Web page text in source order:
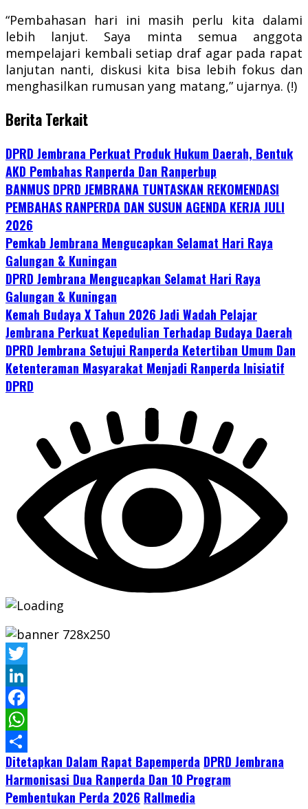
“Pembahasan hari ini masih perlu kita dalami
lebih lanjut. Saya minta semua anggota
mempelajari kembali setiap draf agar pada rapat
lanjutan nanti, diskusi kita bisa lebih fokus dan
menghasilkan rumusan yang matang,” ujarnya. (!)
Berita Terkait
DPRD Jembrana Perkuat Produk Hukum Daerah, Bentuk
AKD Pembahas Ranperda Dan Ranperbup
BANMUS DPRD JEMBRANA TUNTASKAN REKOMENDASI
PEMBAHAS RANPERDA DAN SUSUN AGENDA KERJA JULI
2026
Pemkab Jembrana Mengucapkan Selamat Hari Raya
Galungan & Kuningan
DPRD Jembrana Mengucapkan Selamat Hari Raya
Galungan & Kuningan
Kemah Budaya X Tahun 2026 Jadi Wadah Pelajar
Jembrana Perkuat Kepedulian Terhadap Budaya Daerah
DPRD Jembrana Setujui Ranperda Ketertiban Umum Dan
Ketenteraman Masyarakat Menjadi Ranperda Inisiatif
DPRD
Twitter
LinkedIn
Facebook
WhatsApp
Share
Ditetapkan Dalam Rapat Bapemperda DPRD Jembrana
Harmonisasi Dua Ranperda Dan 10 Program
Pembentukan Perda 2026 Rallmedia